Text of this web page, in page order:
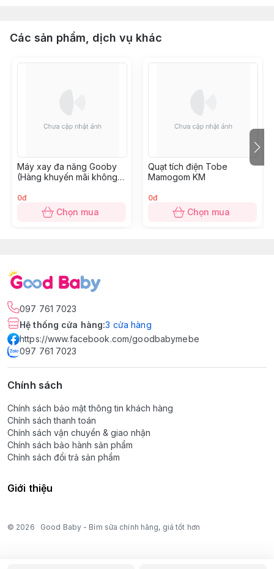
Các sản phẩm, dịch vụ khác
Máy xay đa năng Gooby
(Hàng khuyến mãi không
0đ
Chọn mua
Quạt tích điện Tobe
Mamogom KM
0đ
Chọn mua
097 761 7023
Hệ thống cửa hàng:3 cửa hàng
https://www.facebook.com/goodbabymebe
097 761 7023
Chính sách
Chính sách bảo mật thông tin khách hàng
Chính sách thanh toán
Chính sách vận chuyển & giao nhận
Chính sách bảo hành sản phẩm
Chính sách đổi trả sản phẩm
Giới thiệu
© 2026 Good Baby - Bỉm sữa chính hãng, giá tốt hơn